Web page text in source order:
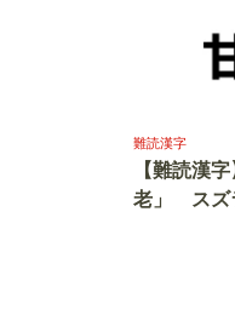
難読漢字
【難読漢
老」 スズ